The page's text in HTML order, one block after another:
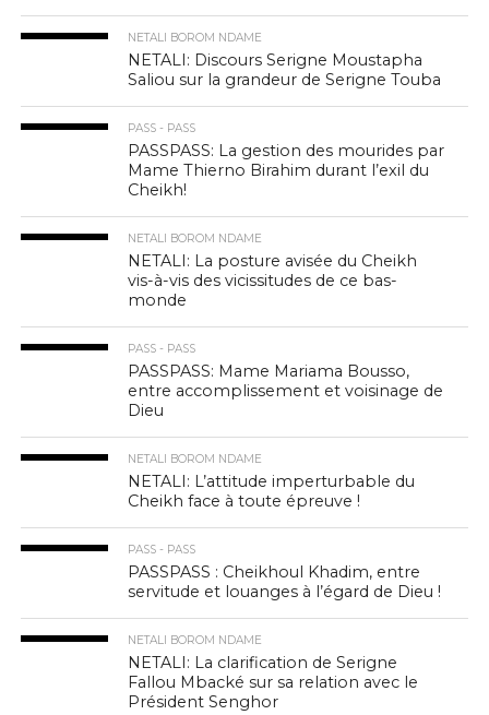
NETALI BOROM NDAME
NETALI: Discours Serigne Moustapha
Saliou sur la grandeur de Serigne Touba
PASS - PASS
PASSPASS: La gestion des mourides par
Mame Thierno Birahim durant l’exil du
Cheikh!
NETALI BOROM NDAME
NETALI: La posture avisée du Cheikh
vis-à-vis des vicissitudes de ce bas-
monde
PASS - PASS
PASSPASS: Mame Mariama Bousso,
entre accomplissement et voisinage de
Dieu
NETALI BOROM NDAME
NETALI: L’attitude imperturbable du
Cheikh face à toute épreuve !
PASS - PASS
PASSPASS : Cheikhoul Khadim, entre
servitude et louanges à l’égard de Dieu !
NETALI BOROM NDAME
NETALI: La clarification de Serigne
Fallou Mbacké sur sa relation avec le
Président Senghor